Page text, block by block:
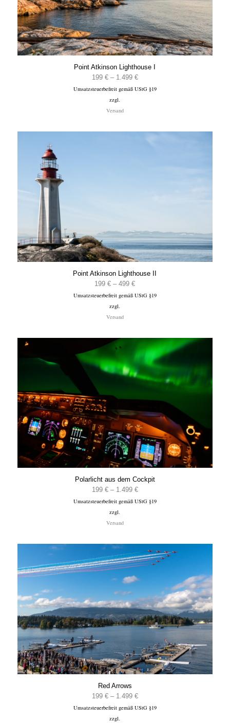
Point Atkinson Lighthouse I
199 € – 1.499 €Preisspanne:
199 €
Umsatzsteuerbefreit gemäß UStG §19
zzgl.
Versand
Point Atkinson Lighthouse II
199€ –499€Preisspanne:
199 €
Umsatzsteuerbefreit gemäß UStG §19
zzgl.
Versand
Polarlicht aus dem Cockpit
199 € – 1.499 €Preisspanne:
199 €
Umsatzsteuerbefreit gemäß UStG §19
zzgl.
Versand
Red Arrows
199 € – 1.499 €Preisspanne:
199 €
Umsatzsteuerbefreit gemäß UStG §19
zzgl.